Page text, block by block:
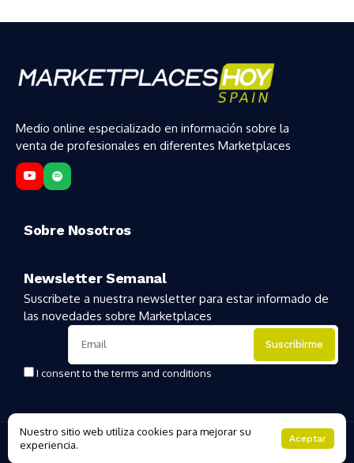
Medio online especializado en información sobre la
venta de profesionales en diferentes Marketplaces
Sobre Nosotros
Newsletter Semanal
Suscribete a nuestra newsletter para estar informado de
las novedades sobre Marketplaces
I consent to the terms and conditions
Copyright 2025 | MarketplacesHoy
Nuestro sitio web utiliza cookies para mejorar su
experiencia.
Aceptar